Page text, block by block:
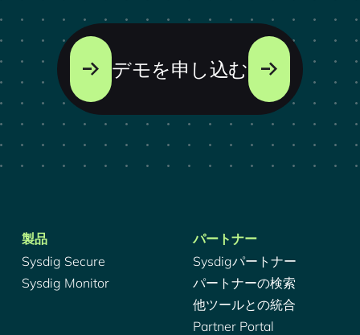
デモを申し込む
製品
Sysdig Secure
Sysdig Monitor
パートナー
Sysdigパートナー
パートナーの検索
他ツールとの統合
Partner Portal